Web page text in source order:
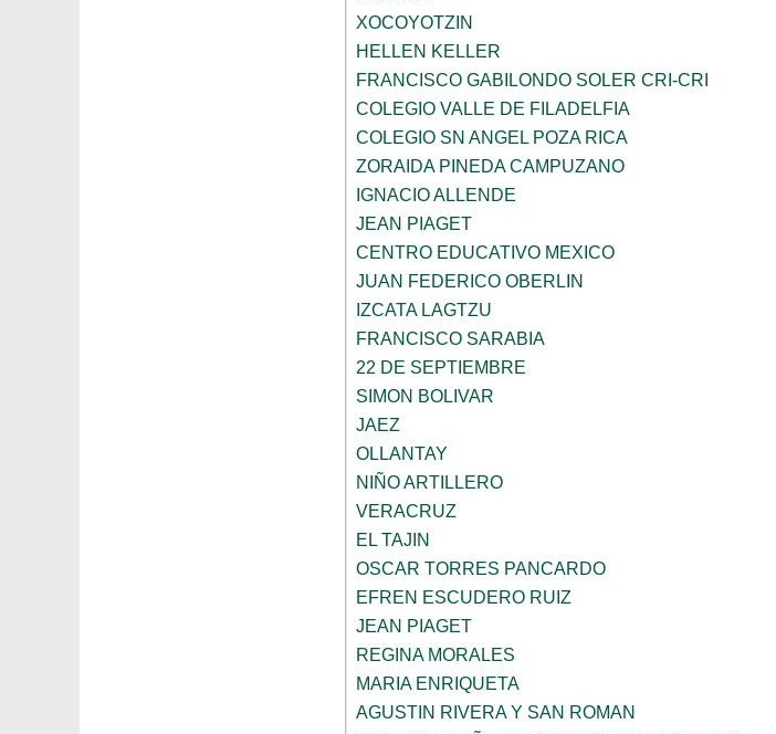
XOCOYOTZIN
HELLEN KELLER
FRANCISCO GABILONDO SOLER CRI-CRI
COLEGIO VALLE DE FILADELFIA
COLEGIO SN ANGEL POZA RICA
ZORAIDA PINEDA CAMPUZANO
IGNACIO ALLENDE
JEAN PIAGET
CENTRO EDUCATIVO MEXICO
JUAN FEDERICO OBERLIN
IZCATA LAGTZU
FRANCISCO SARABIA
22 DE SEPTIEMBRE
SIMON BOLIVAR
JAEZ
OLLANTAY
NIÑO ARTILLERO
VERACRUZ
EL TAJIN
OSCAR TORRES PANCARDO
EFREN ESCUDERO RUIZ
JEAN PIAGET
REGINA MORALES
MARIA ENRIQUETA
AGUSTIN RIVERA Y SAN ROMAN